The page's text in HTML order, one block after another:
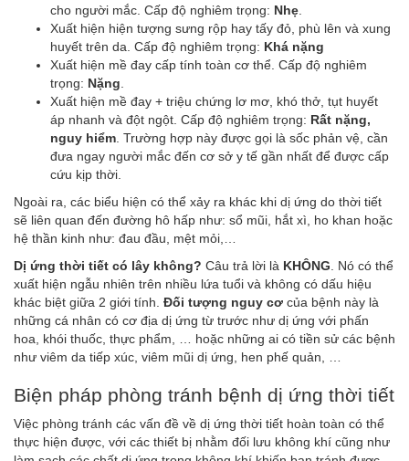
cho người mắc. Cấp độ nghiêm trọng: Nhẹ
Xuất hiện hiện tượng sưng rộp hay tấy đỏ, phù lên và xung
huyết trên da. Cấp độ nghiêm trọng: Khá nặng
Xuất hiện mề đay cấp tính toàn cơ thể. Cấp độ nghiêm
trọng: Nặng
Xuất hiện mề đay + triệu chứng lơ mơ, khó thở, tụt huyết
áp nhanh và đột ngột. Cấp độ nghiêm trọng: Rất nặng,
nguy hiểm . Trường hợp này được gọi là sốc phản vệ, cần
đưa ngay người mắc đến cơ sở y tế gần nhất để được cấp
cứu kịp thời.
Ngoài ra, các biểu hiện có thể xảy ra khác khi dị ứng do thời tiết
sẽ liên quan đến đường hô hấp như: sổ mũi, hắt xì, ho khan hoặc
hệ thần kinh như: đau đầu, mệt mỏi,…
Dị ứng thời tiết có lây không? Câu trả lời là KHÔNG . Nó có thể
xuất hiện ngẫu nhiên trên nhiều lứa tuổi và không có dấu hiệu
khác biệt giữa 2 giới tính. Đối tượng nguy cơ của bệnh này là
những cá nhân có cơ địa dị ứng từ trước như dị ứng với phấn
hoa, khói thuốc, thực phẩm, … hoặc những ai có tiền sử các bệnh
như viêm da tiếp xúc, viêm mũi dị ứng, hen phế quản, …
Biện pháp phòng tránh bệnh dị ứng thời tiết
Việc phòng tránh các vấn đề về dị ứng thời tiết hoàn toàn có thể
thực hiện được, với các thiết bị nhằm đối lưu không khí cũng như